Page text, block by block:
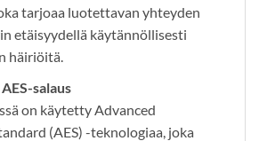
tarjoaa luotettavan yhteyden
etäisyydellä käytännöllisesti
häiriöitä.
salaus
on käytetty Advanced
(AES) -teknologiaa, joka